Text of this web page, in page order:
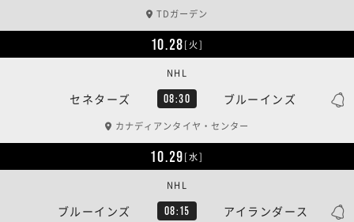
TDガーデン
10.28[火]
セネターズ 08:30 ブルーインズ
NHL
カナディアンタイヤ・センター
10.29[水]
ブルーインズ 08:15 アイランダース
NHL